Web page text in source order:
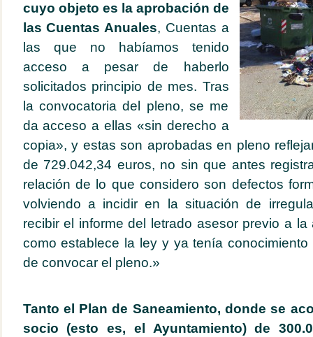
cuyo objeto es la aprobación de
las Cuentas Anuales, Cuentas a
las que no habíamos tenido
acceso a pesar de haberlo
solicitados principio de mes. Tras
la convocatoria del pleno, se me
da acceso a ellas «sin derecho a
copia», y estas son aprobadas en pleno
de 729.042,34 euros, no sin que antes
relación de lo que considero son defectos
volviendo a incidir en la situación de
recibir el informe del letrado asesor previo a
como establece la ley y ya tenía conocimiento
de convocar el pleno.»
Tanto el Plan de Saneamiento, donde se
socio (esto es, el Ayuntamiento) de